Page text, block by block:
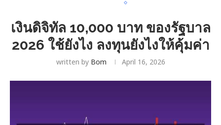
เงินดิจิทัล 10,000 บาท ของรัฐบาล
2026 ใช้ยังไง ลงทุนยังไงให้คุ้มค่า
written by Bom April 16, 2026